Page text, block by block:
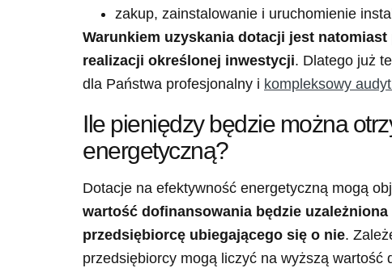
zakup, zainstalowanie i uruchomienie
Warunkiem uzyskania dotacji jest
realizacji określonej inwestycji. Dlatego już
dla Państwa profesjonalny i kompleksowy
Ile pieniędzy będzie można
energetyczną?
Dotacje na efektywność energetyczną mogą
wartość dofinansowania będzie
przedsiębiorcę ubiegającego się o nie.
przedsiębiorcy mogą liczyć na wyższą wartość